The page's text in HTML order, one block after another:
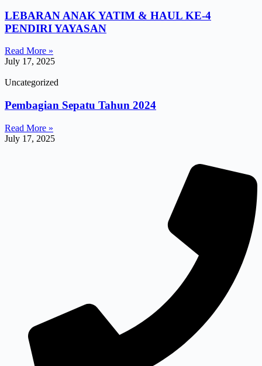
LEBARAN ANAK YATIM & HAUL KE-4
PENDIRI YAYASAN
Read More »
July 17, 2025
Uncategorized
Pembagian Sepatu Tahun 2024
Read More »
July 17, 2025